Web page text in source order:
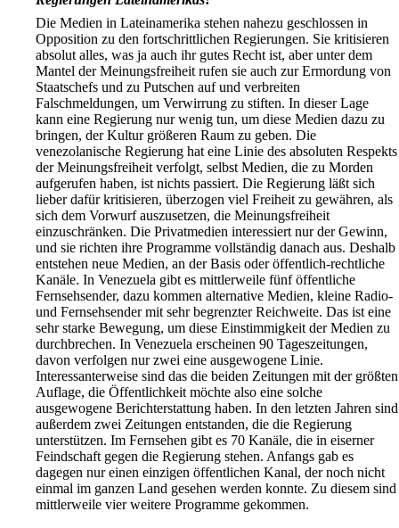
Die Medien in Lateinamerika stehen nahezu geschlossen in
Opposition zu den fortschrittlichen Regierungen. Sie kritisieren
absolut alles, was ja auch ihr gutes Recht ist, aber unter dem
Mantel der Meinungsfreiheit rufen sie auch zur Ermordung von
Staatschefs und zu Putschen auf und verbreiten
Falschmeldungen, um Verwirrung zu stiften. In dieser Lage
kann eine Regierung nur wenig tun, um diese Medien dazu zu
bringen, der Kultur größeren Raum zu geben. Die
venezolanische Regierung hat eine Linie des absoluten Respekts
der Meinungsfreiheit verfolgt, selbst Medien, die zu Morden
aufgerufen haben, ist nichts passiert. Die Regierung läßt sich
lieber dafür kritisieren, überzogen viel Freiheit zu gewähren, als
sich dem Vorwurf auszusetzen, die Meinungsfreiheit
einzuschränken. Die Privatmedien interessiert nur der Gewinn,
und sie richten ihre Programme vollständig danach aus. Deshalb
entstehen neue Medien, an der Basis oder öffentlich-rechtliche
Kanäle. In Venezuela gibt es mittlerweile fünf öffentliche
Fernsehsender, dazu kommen alternative Medien, kleine Radio-
und Fernsehsender mit sehr begrenzter Reichweite. Das ist eine
sehr starke Bewegung, um diese Einstimmigkeit der Medien zu
durchbrechen. In Venezuela erscheinen 90 Tageszeitungen,
davon verfolgen nur zwei eine ausgewogene Linie.
Interessanterweise sind das die beiden Zeitungen mit der größten
Auflage, die Öffentlichkeit möchte also eine solche
ausgewogene Berichterstattung haben. In den letzten Jahren sind
außerdem zwei Zeitungen entstanden, die die Regierung
unterstützen. Im Fernsehen gibt es 70 Kanäle, die in eiserner
Feindschaft gegen die Regierung stehen. Anfangs gab es
dagegen nur einen einzigen öffentlichen Kanal, der noch nicht
einmal im ganzen Land gesehen werden konnte. Zu diesem sind
mittlerweile vier weitere Programme gekommen.